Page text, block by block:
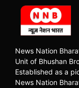
News Nation
Unit of Bhushan
Established as a
News Nation